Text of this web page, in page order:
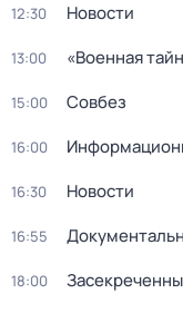
12:30 Новости
13:00 «Военная
15:00 Совбез
16:00
16:30 Новости
16:55
18:00